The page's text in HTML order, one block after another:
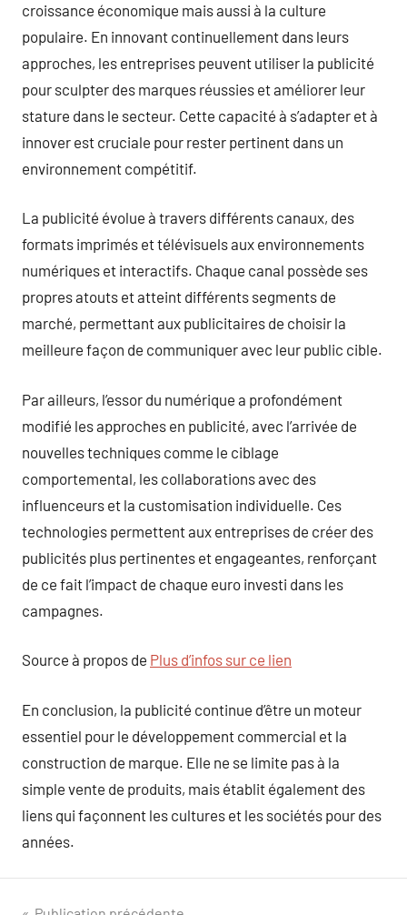
croissance économique mais aussi à la culture
populaire. En innovant continuellement dans leurs
approches, les entreprises peuvent utiliser la publicité
pour sculpter des marques réussies et améliorer leur
stature dans le secteur. Cette capacité à s’adapter et à
innover est cruciale pour rester pertinent dans un
environnement compétitif.
La publicité évolue à travers différents canaux, des
formats imprimés et télévisuels aux environnements
numériques et interactifs. Chaque canal possède ses
propres atouts et atteint différents segments de
marché, permettant aux publicitaires de choisir la
meilleure façon de communiquer avec leur public cible.
Par ailleurs, l’essor du numérique a profondément
modifié les approches en publicité, avec l’arrivée de
nouvelles techniques comme le ciblage
comportemental, les collaborations avec des
influenceurs et la customisation individuelle. Ces
technologies permettent aux entreprises de créer des
publicités plus pertinentes et engageantes, renforçant
de ce fait l’impact de chaque euro investi dans les
campagnes.
Source à propos de Plus d’infos sur ce lien
En conclusion, la publicité continue d’être un moteur
essentiel pour le développement commercial et la
construction de marque. Elle ne se limite pas à la
simple vente de produits, mais établit également des
liens qui façonnent les cultures et les sociétés pour des
années.